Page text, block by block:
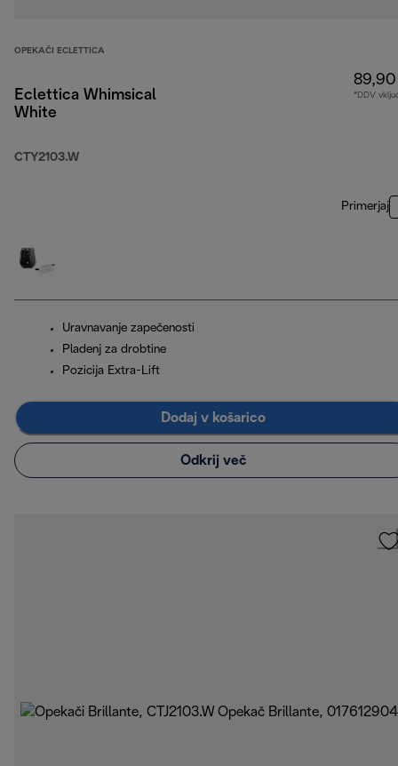
OPEKAČI ECLETTICA
Eclettica Whimsical
White
CTY2103.W
*DDV
Primerjaj
Uravnavanje zapečenosti
Pladenj za drobtine
Pozicija Extra-Lift
Dodaj v košarico
Odkrij več